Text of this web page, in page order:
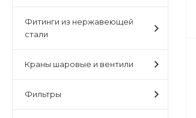
Фитинги из нержавеющей
стали
Краны шаровые и вентили
Фильтры